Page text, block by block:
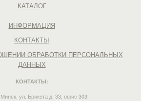
КАТАЛОГ
ИНФОРМАЦИЯ
КОНТАКТЫ
ОБРАБОТКИ ПЕРСОНАЛЬНЫХ
ДАННЫХ
КОНТАКТЫ:
ул. Брикета д. 33, офис 303